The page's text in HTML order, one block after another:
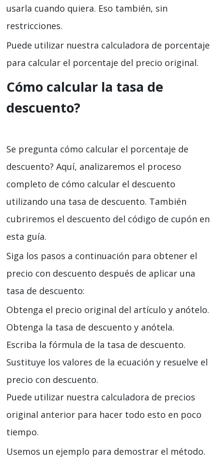
usarla cuando quiera. Eso también, sin
restricciones.
Puede utilizar nuestra calculadora de porcentaje
para calcular el porcentaje del precio original.
Cómo calcular la tasa de
descuento?
Se pregunta cómo calcular el porcentaje de
descuento? Aquí, analizaremos el proceso
completo de cómo calcular el descuento
utilizando una tasa de descuento. También
cubriremos el descuento del código de cupón en
esta guía.
Siga los pasos a continuación para obtener el
precio con descuento después de aplicar una
tasa de descuento:
Obtenga el precio original del artículo y anótelo.
Obtenga la tasa de descuento y anótela.
Escriba la fórmula de la tasa de descuento.
Sustituye los valores de la ecuación y resuelve el
precio con descuento.
Puede utilizar nuestra calculadora de precios
original anterior para hacer todo esto en poco
tiempo.
Usemos un ejemplo para demostrar el método.